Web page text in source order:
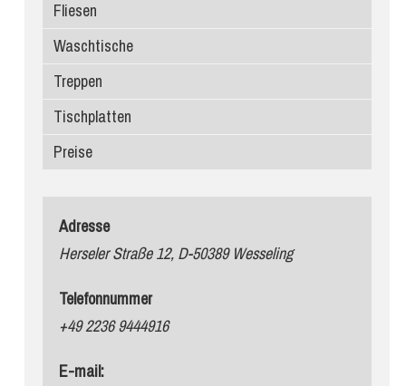
Fliesen
Waschtische
Treppen
Tischplatten
Preise
Adresse
Herseler Straße 12, D-50389 Wesseling
Telefonnummer
+49 2236 9444916
E-mail: